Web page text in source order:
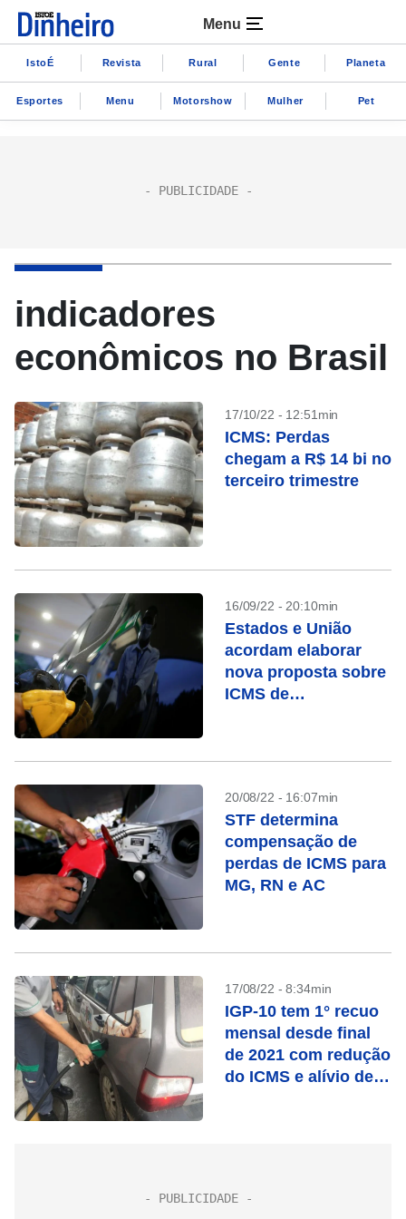
Menu
IstoÉ Revista Rural Gente Planeta
Esportes Menu Motorshow Mulher Pet
indicadores
econômicos no Brasil
17/10/22 - 12:51min
ICMS: Perdas
chegam a R$ 14 bi no
terceiro trimestre
16/09/22 - 20:10min
Estados e União
acordam elaborar
nova proposta sobre
ICMS de
20/08/22 - 16:07min
STF determina
compensação de
perdas de ICMS para
MG, RN e AC
17/08/22 - 8:34min
IGP-10 tem 1° recuo
mensal desde final
de 2021 com redução
do ICMS e alívio de